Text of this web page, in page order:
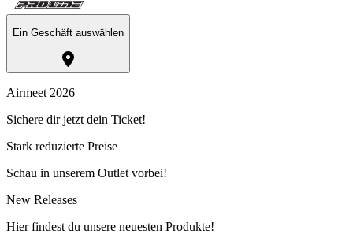
Ein Geschäft auswählen
Airmeet 2026
Sichere dir jetzt dein Ticket!
Stark reduzierte Preise
Schau in unserem Outlet vorbei!
New Releases
Hier findest du unsere neuesten Produkte!